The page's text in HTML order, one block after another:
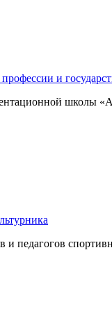
и
школы
педагогов